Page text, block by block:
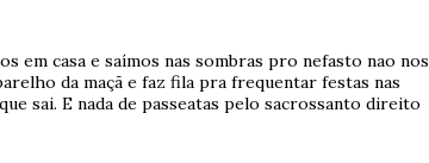
em casa e saímos nas sombras pro nefasto nao nos
da maçã e faz fila pra frequentar festas nas
sai. E nada de passeatas pelo sacrossanto direito